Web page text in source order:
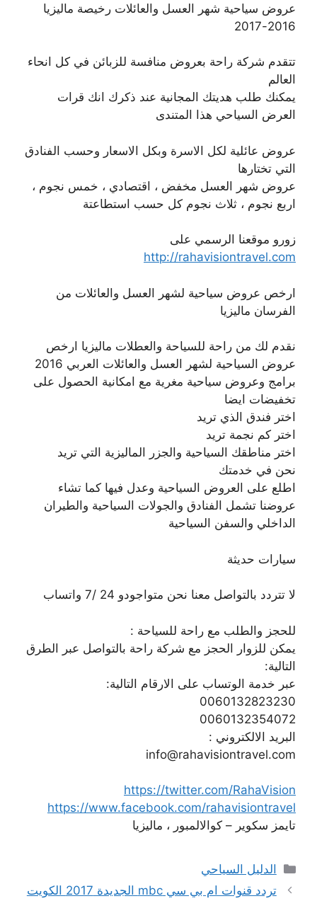
عروض سياحية شهر العسل والعائلات رخيصة ماليزيا
2016-2017
تتقدم شركة راحة بعروض منافسة للزبائن في كل انحاء
العالم
يمكنك طلب هديتك المجانية عند ذكرك انك قرات
العرض السياحي هذا المتندى
عروض عائلية لكل الاسرة وبكل الاسعار وحسب الفنادق
التي تختارها
عروض شهر العسل مخفض ، اقتصادي ، خمس نجوم ،
اربع نجوم ، ثلاث نجوم كل حسب استطاعتة
زورو موقعنا الرسمي على
http://rahavisiontravel.com
ارخص عروض سياحية لشهر العسل والعائلات من
الفرسان ماليزيا
نقدم لك من راحة للسياحة والعطلات ماليزيا ارخص
عروض السياحية لشهر العسل والعائلات العربي 2016
برامج وعروض سياحية مغرية مع امكانية الحصول على
تخفيضات ايضا
اختر فندق الذي تريد
اختر كم نجمة تريد
اختر مناطقك السياحية والجزر الماليزية التي تريد
نحن في خدمتك
اطلع على العروض السياحية وعدل فيها كما تشاء
عروضنا تشمل الفنادق والجولات السياحية والطيران
الداخلي والسفن السياحية
سيارات حديثة
لا تتردد بالتواصل معنا نحن متواجودو 24 /7 واتساب
للحجز والطلب مع راحة للسياحة :
يمكن للزوار الحجز مع شركة راحة بالتواصل عبر الطرق
التالية:
عبر خدمة الوتساب على الارقام التالية:
0060132823230
0060132354072
البريد الالكتروني :
info@rahavisiontravel.com
https://twitter.com/RahaVision
https://www.facebook.com/rahavisiontravel
تايمز سكوير – كوالالمبور ، ماليزيا
التصنيفات
الدليل السياحي
تردد قنوات ام بي سي mbc الجديدة 2017 الكويت